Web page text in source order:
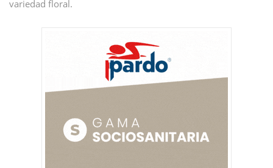
variedad floral.